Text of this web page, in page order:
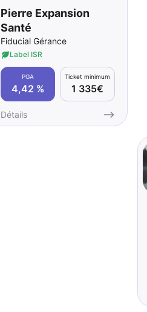
Pierre Expansion
Santé
Fiducial Gérance
Label ISR
PGA
4,42 %
Ticket minimum
1 335€
Détails